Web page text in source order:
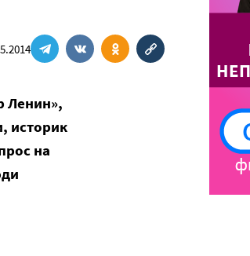
Ленин»,
историк
на